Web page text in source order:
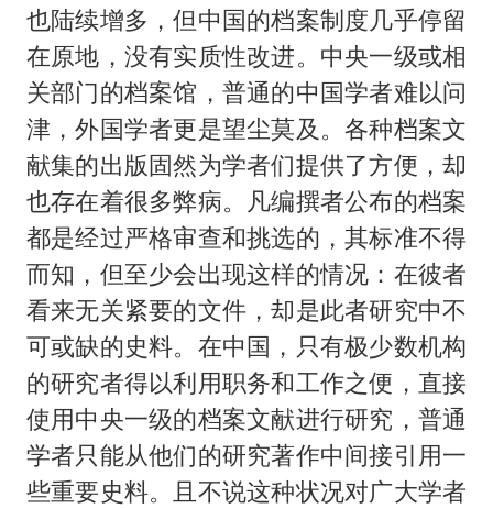
也陆续增多，但中国的档案制度几乎停留
在原地，没有实质性改进。中央一级或相
关部门的档案馆，普通的中国学者难以问
津，外国学者更是望尘莫及。各种档案文
献集的出版固然为学者们提供了方便，却
也存在着很多弊病。凡编撰者公布的档案
都是经过严格审查和挑选的，其标准不得
而知，但至少会出现这样的情况：在彼者
看来无关紧要的文件，却是此者研究中不
可或缺的史料。在中国，只有极少数机构
的研究者得以利用职务和工作之便，直接
使用中央一级的档案文献进行研究，普通
学者只能从他们的研究著作中间接引用一
些重要史料。且不说这种状况对广大学者